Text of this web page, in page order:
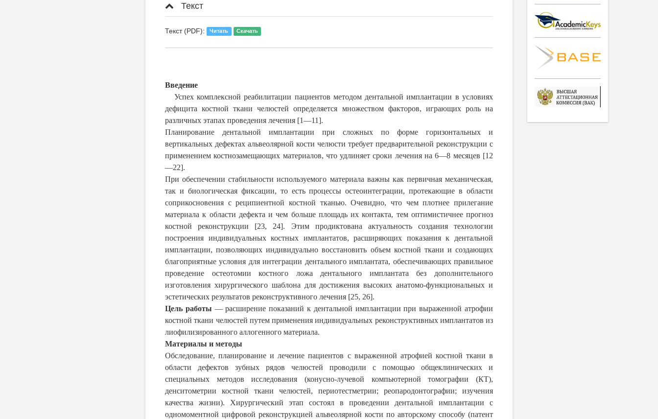
Текст
Текст (PDF): Читать Скачать
Введение
Успех комплексной реабилитации пациентов методом дентальной имплантации в условиях
дефицита костной ткани челюстей определяется множеством факторов, играющих роль на
различных этапах проведения лечения [1—11].
Планирование дентальной имплантации при сложных по форме горизонтальных и
вертикальных дефектах альвеолярной кости челюсти требует предварительной реконструкции с
применением костнозамещающих материалов, что удлиняет сроки лечения на 6—8 месяцев [12
—22].
При обеспечении стабильности используемого материала важны как первичная механическая,
так и биологическая фиксации, то есть процессы остеоинтеграции, протекающие в области
соприкосновения с реципиентной костной тканью. Очевидно, что чем плотнее прилегание
материала к области дефекта и чем больше площадь их контакта, тем оптимистичнее прогноз
костной реконструкции [23, 24]. Этим продиктована актуальность создания технологии
построения индивидуальных костных имплантатов, расширяющих показания к дентальной
имплантации, позволяющих индивидуально восстановить объем костной ткани и создающих
благоприятные условия для интеграции дентального имплантата, обеспечивающих правильное
проведение остеотомии костного ложа дентального имплантата без дополнительного
изготовления хирургического шаблона для достижения высоких анатомо-функциональных и
эстетических результатов реконструктивного лечения [25, 26].
Цель работы — расширение показаний к дентальной имплантации при выраженной атрофии
костной ткани челюстей путем применения индивидуальных реконструктивных имплантатов из
лиофилизированного аллогенного материала.
Материалы и методы
Обследование, планирование и лечение пациентов с выраженной атрофией костной ткани в
области дефектов зубных рядов челюстей проводили с помощью общеклинических и
специальных методов исследования (конусно-лучевой компьютерной томографии (КТ),
денситометрии костной ткани челюстей, периотестметрии; реопародонтографии; изучения
качества жизни). Хирургический этап состоял в проведении дентальной имплантации с
одномоментной цифровой реконструкцией альвеолярной кости по авторскому способу (патент